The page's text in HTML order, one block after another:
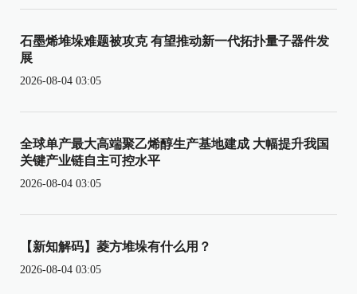
石墨烯堆垛难题被攻克 有望推动新一代拓扑量子器件发
展
2026-08-04 03:05
全球单产最大高端聚乙烯醇生产基地建成 大幅提升我国
关键产业链自主可控水平
2026-08-04 03:05
【新知解码】菱方堆垛有什么用？
2026-08-04 03:05